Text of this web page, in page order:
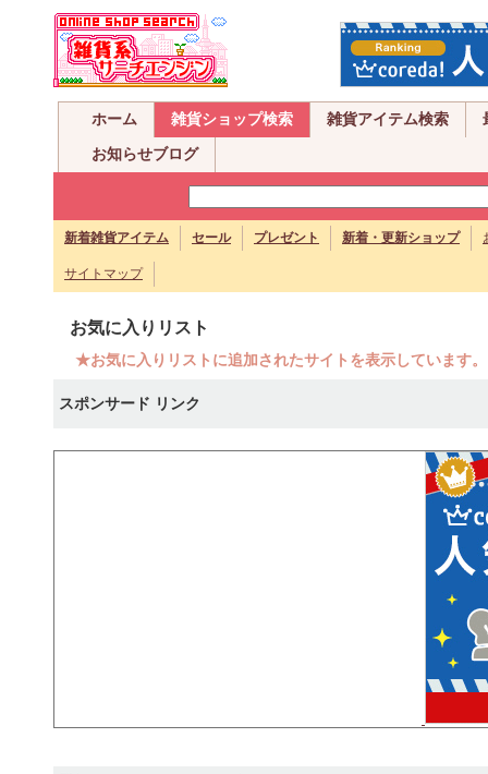
ホーム 雑貨ショップ検索 雑貨アイテム検索
お知らせブログ
新着雑貨アイテム セール プレゼント 新着・更新ショップ
サイトマップ
お気に入りリスト
★お気に入りリストに追加されたサイトを表示しています
スポンサード リンク